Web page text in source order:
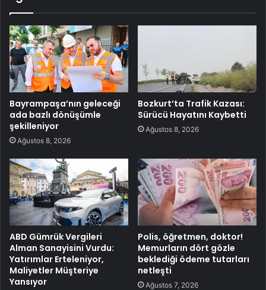
Bayrampaşa’nın geleceği
ada bazlı dönüşümle
şekilleniyor
Ağustos 8, 2026
Bozkurt’ta Trafik Kazası:
Sürücü Hayatını Kaybetti
Ağustos 8, 2026
ABD Gümrük Vergileri
Alman Sanayisini Vurdu:
Yatırımlar Erteleniyor,
Maliyetler Müşteriye
Yansıyor
Polis, öğretmen, doktor!
Memurların dört gözle
beklediği ödeme tutarları
netleşti
Ağustos 7, 2026